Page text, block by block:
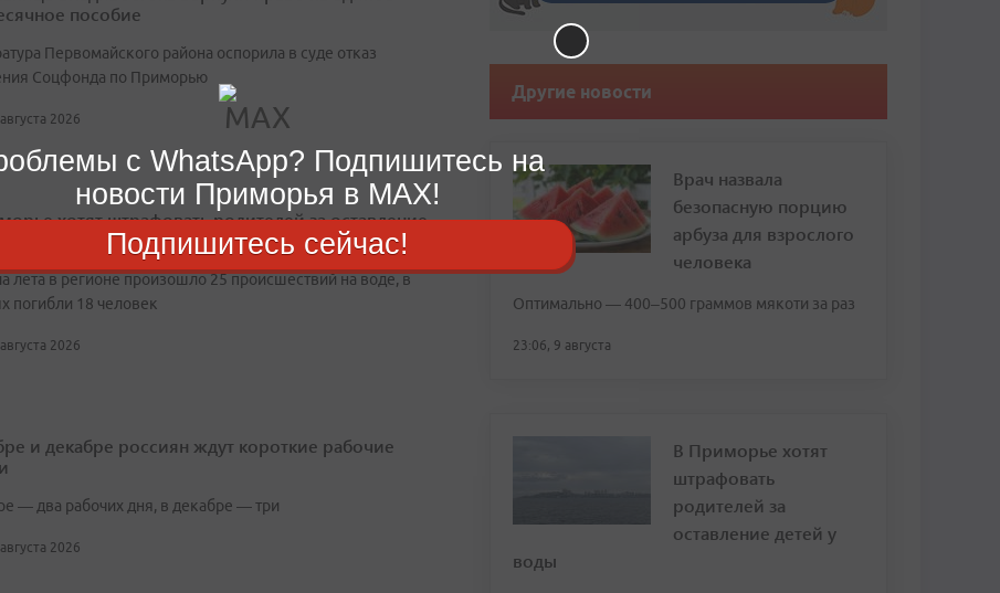
пособие
Первомайского района оспорила в суде отказ
Соцфонда по Приморью
2026
хотят штрафовать родителей за оставление
лета в регионе произошло 25 происшествий на воде, в
погибли 18 человек
2026
и декабре россиян ждут короткие рабочие
— два рабочих дня, в декабре — три
2026
Другие новости
Врач назвала
безопасную порцию
арбуза для взрослого
человека
Оптимально — 400–500 граммов мякоти за раз
23:06, 9 августа
В Приморье хотят
штрафовать
родителей за
оставление детей у
воды
с WhatsApp? Подпишитесь на
новости Приморья в MAX!
Подпишитесь сейчас!